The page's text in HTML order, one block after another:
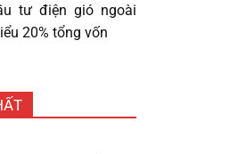
tư điện gió ngoài
20% tổng vốn